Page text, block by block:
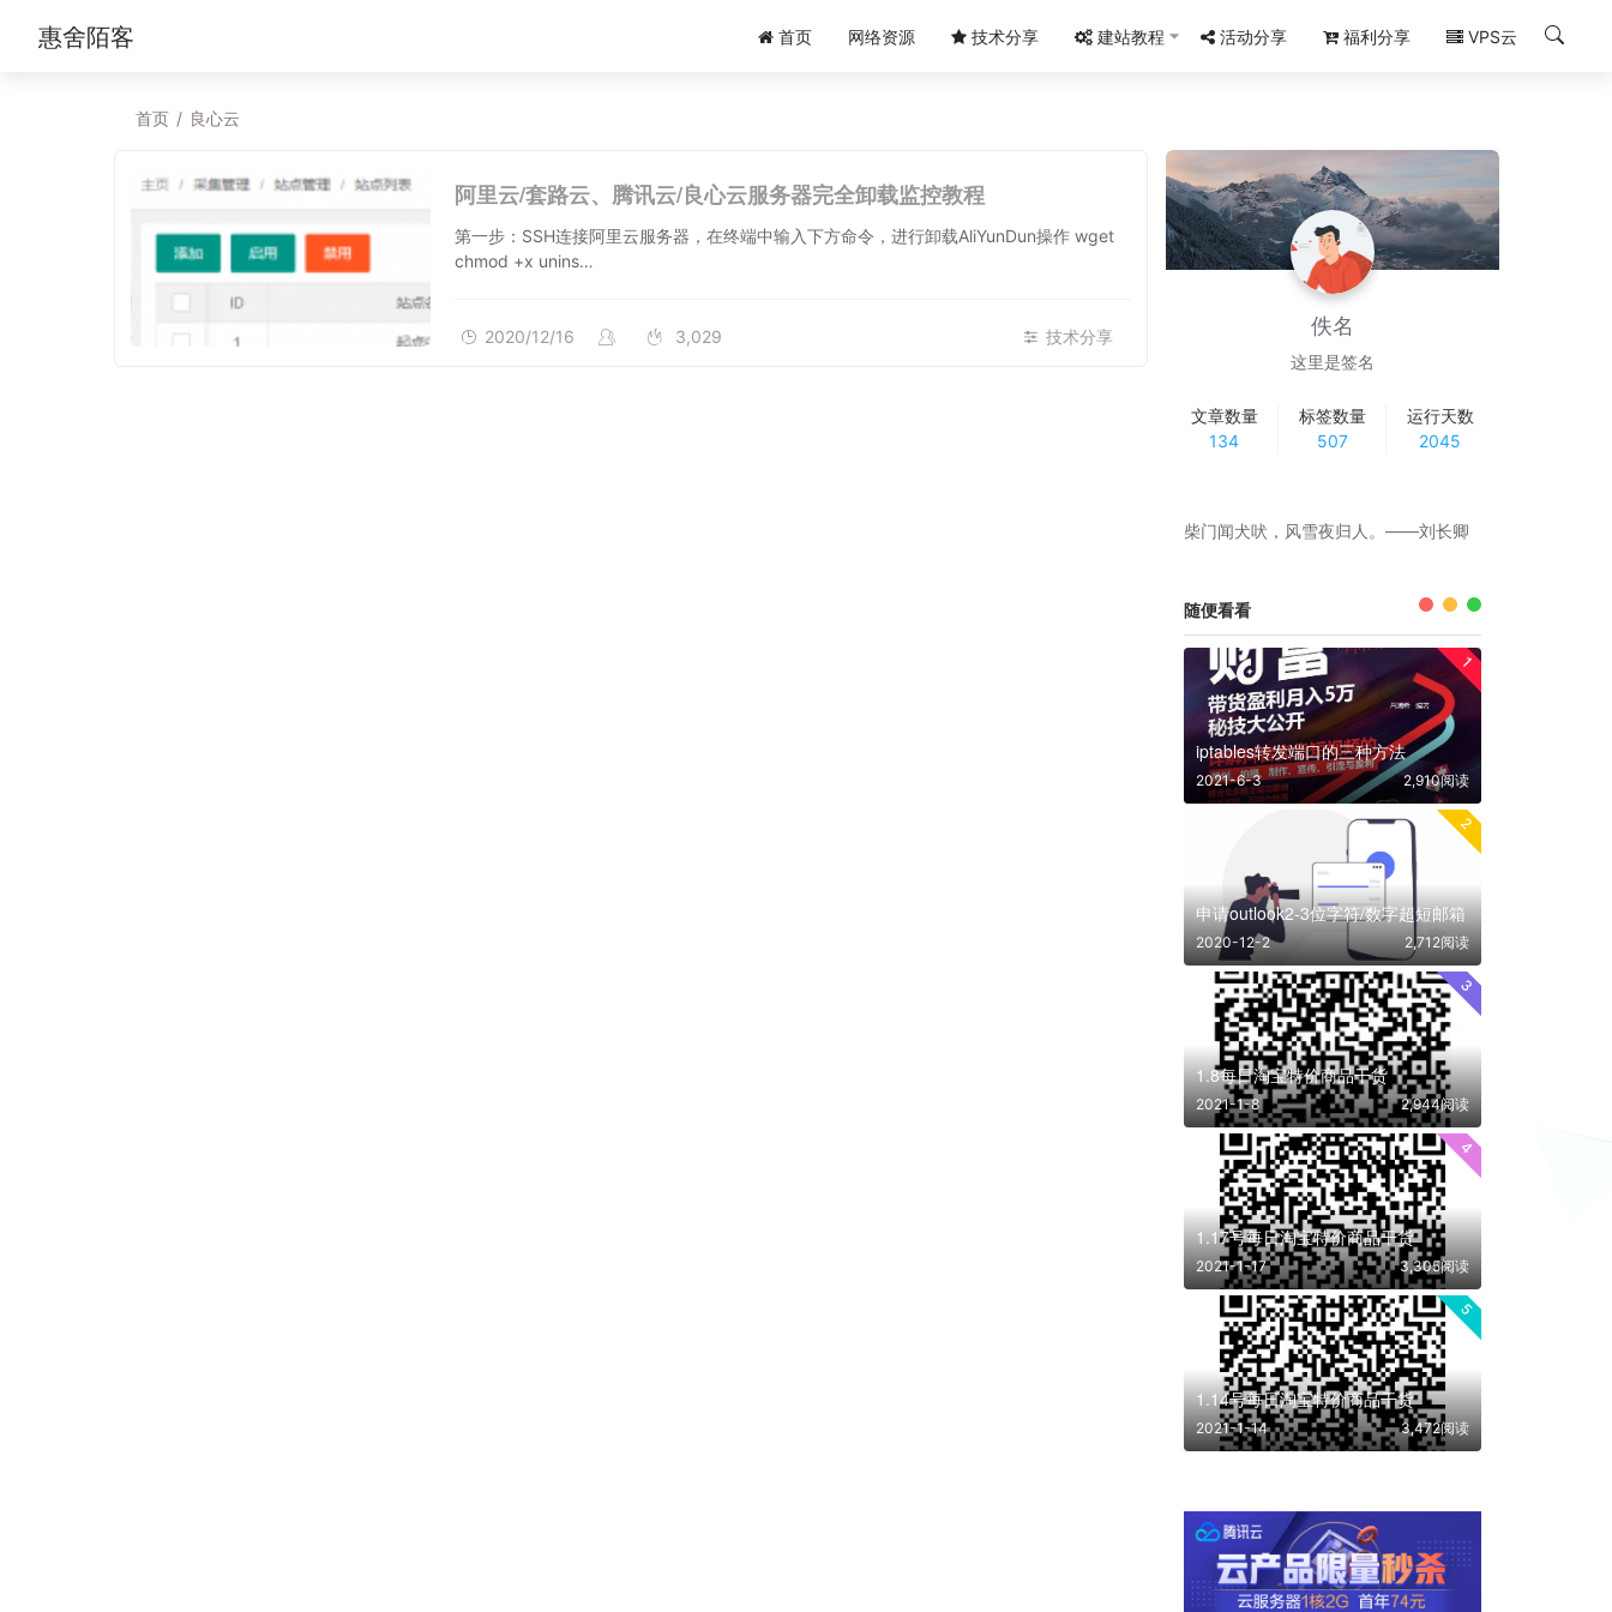
惠舍陌客 首页 网络资源 技术分享 建站教程 活动分享 福利分享 VPS云
首页 / 良心云
阿里云/套路云、腾讯云/良心云服务器完全卸载监控教程
第一步：SSH连接阿里云服务器，在终端中输入下方命令，进行卸载AliYunDun操作 wget
chmod +x unins…
技术分享
2020/12/16 3,029 佚名
这里是签名
文章数量
134
标签数量
507
运行天数
2045
柴门闻犬吠，风雪夜归人。——刘长卿
随便看看
1
iptables转发端口的三种方法
2021-6-3 2,910阅读
2
申请outlook2-3位字符/数字超短邮箱
2020-12-2 2,712阅读
3
1.8每日淘宝特价商品干货
2021-1-8 2,944阅读
4
1.17号每日淘宝特价商品干货
2021-1-17 3,305阅读
5
1.14号每日淘宝特价商品干货
2021-1-14 3,472阅读